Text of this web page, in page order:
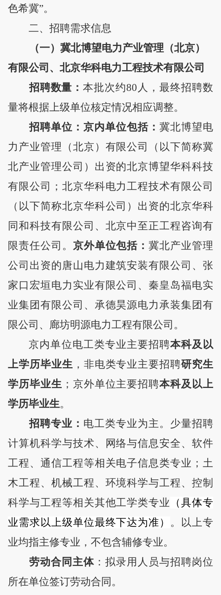
色希冀”。
二、招聘需求信息
（一）冀北博望电力产业管理（北京）
有限公司 、北京华科电力工程技术有限公司
招聘数量：本批次约80人，最终招聘数
量将根据上级单位核定情况相应调整。
招聘单位： 京内单位包括：冀北博望电
力产业管理（北京）有限公司（以下简称冀
北产业管理公司）出资的北京博望华科科技
有限公司；北京华科电力工程技术有限公司
（以下简称北京华科公司） 出资的北京华科
同和科技有限公司、北京中至正工程咨询有
限责任公司。 京外单位包括：冀北产业管理
公司出资的唐山电力建筑安装有限公司、张
家口宏垣电力实业有限公司、秦皇岛福电实
业集团有限公司、承德昊源电力承装集团有
限公司、廊坊明源电力工程有限公司。
京内单位电工类专业主要招聘本科及以
上学历毕业生 ，非电类专业主要招聘研究生
学历毕业生 ； 京外单位主要招聘本科及以上
学历毕业生。
招聘专业 ： 电工类专业为主。 少量招聘
计算机科学与技术、
网络与信息安全、软件
工程、通信工程等相关电子信息类专业；土
木工程、机械工程、环境科学与工程、控制
科学与工程等相关其他工学类专业 （具体专
业需求以上级单位最终下达为准） 。
以上专
业均指主修专业， 不包含辅修专业。
劳动合同主体： 拟录用人员与招聘岗位
所在单位签订劳动合同。